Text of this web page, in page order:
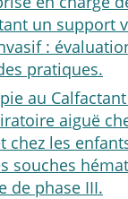
un support
:
pratiques.
au
aiguë
chez les
souches
de phase III.